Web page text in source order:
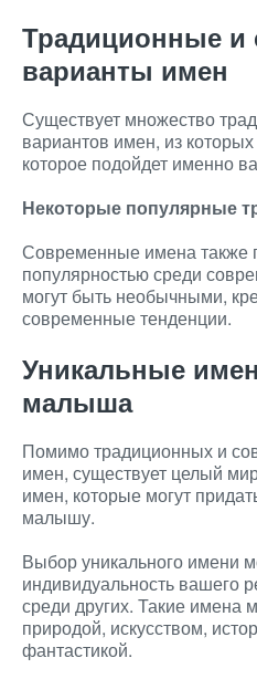
Традиционные
варианты имен
Существует множество
вариантов имен, из
которое подойдет именно
Некоторые популярные
Современные имена также
популярностью среди
могут быть необычными,
современные тенденции.
Уникальные
малыша
Помимо традиционных и
имен, существует целый
имен, которые могут
малышу.
Выбор уникального имени
индивидуальность вашего
среди других. Такие имена
природой, искусством,
фантастикой.